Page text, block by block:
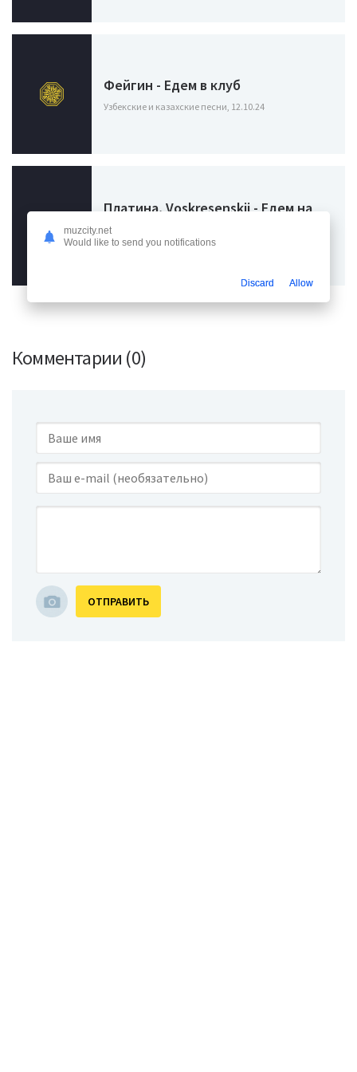
Фейгин - Едем в клуб
Узбекские и казахские песни, 12.10.24
Платина, Voskresenskii - Едем на
рыбалку и мы бухаем пиво
Узбекские и казахские песни, 13.04.24
Комментарии (0)
ОТПРАВИТЬ
muzcity.net
Would like to send you notifications
Discard Allow